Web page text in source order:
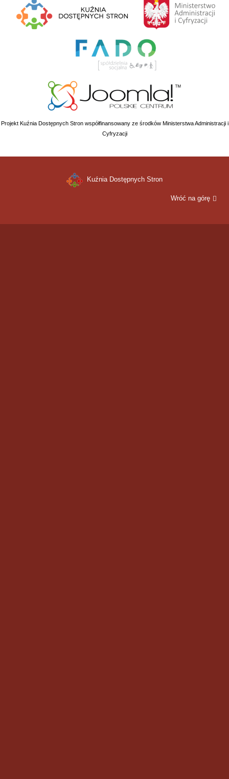
Projekt Kuźnia Dostępnych Stron współfinansowany ze środków Ministerstwa Administracji i
Cyfryzacji
Kuźnia Dostępnych Stron
Wróć na górę